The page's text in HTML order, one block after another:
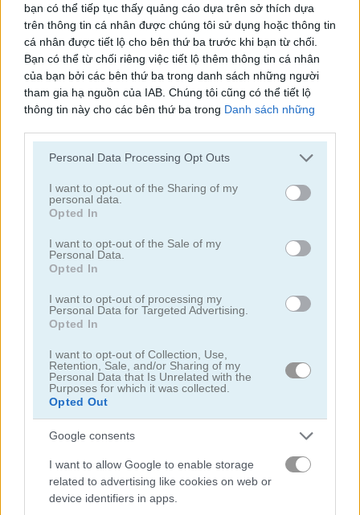
bạn có thể tiếp tục thấy quảng cáo dựa trên sở thích dựa
trên thông tin cá nhân được chúng tôi sử dụng hoặc thông tin
cá nhân được tiết lộ cho bên thứ ba trước khi bạn từ chối.
Bạn có thể từ chối riêng việc tiết lộ thêm thông tin cá nhân
của bạn bởi các bên thứ ba trong danh sách những người
tham gia hạ nguồn của IAB. Chúng tôi cũng có thể tiết lộ
thông tin này cho các bên thứ ba trong Danh sách những
lộ thêm thông tin này cho các bên thứ ba khác.
services and may gather and store information including but
not limited to your visit or usage behaviour. You may click to
grant or deny consent to Google and its third-party tags to
use your data for below specified purposes in below Google
consent section.
Personal Data Processing Opt Outs
I want to opt-out of the Sharing of my
personal data.
Opted In
I want to opt-out of the Sale of my
Personal Data.
Opted In
I want to opt-out of processing my
Personal Data for Targeted Advertising.
Opted In
I want to opt-out of Collection, Use,
Retention, Sale, and/or Sharing of my
Personal Data that Is Unrelated with the
Purposes for which it was collected.
Opted Out
Google consents
I want to allow Google to enable storage
related to advertising like cookies on web or
device identifiers in apps.
Text Twist 2 Arkadium's Codeword
Daily Wordoku Daily Word Search
Danh mục liên quan
ô chữ
tiểu thuyết